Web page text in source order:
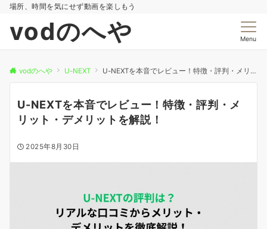
場所、時間を気にせず動画を楽しもう
vodのへや Menu
vodのへや U-NEXT U-NEXTを本音でレビュー！特徴・評判・メリット・デメリットを解説！
U-NEXTを本音でレビュー！特徴・評判・メ
リット・デメリットを解説！
2025年8月30日